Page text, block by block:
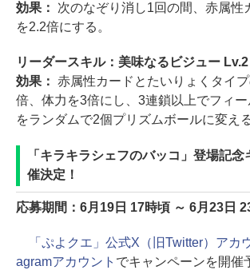
効果： 次のなぞり消し1回の間、赤属性
を2.2倍にする。
リーダースキル：美味なるビジュー Lv.2
効果： 赤属性カードとたいりょくタイ
倍、体力を3倍にし、3連鎖以上でフィー
をランダムで2個プリズムボールに変える
「キラキラシェフのバッコ」登場記念
催決定！
応募期間：6月19日 17時頃 ～ 6月23日
「ぷよクエ」公式X（旧Twitter）アカ
agramアカウント でキャンペーンを開催